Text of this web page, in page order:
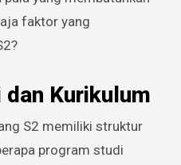
faktor yang
Kurikulum
S2 memiliki struktur
program studi